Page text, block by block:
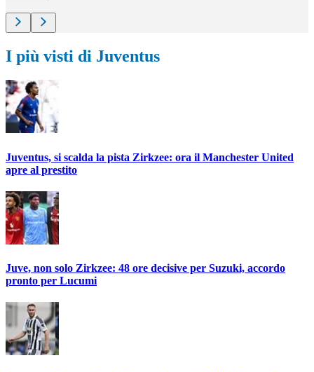
I più visti di Juventus
Juventus, si scalda la pista Zirkzee: ora il Manchester United
apre al prestito
Juve, non solo Zirkzee: 48 ore decisive per Suzuki, accordo
pronto per Lucumi